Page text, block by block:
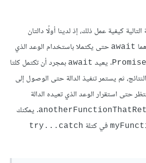
كيفية عمل ذلك، إذ لدينا أولًا دالتان
await حتى يكتملا باستخدام الوعد الذي
. يعيد await بمجرد أن تكتمل كلتا
ثم يستمر تنفيذ الدالة حتى الوصول إلى
حتى استقرار الوعد الذي تعيده الدالة
. يمكنك
في كتلة try...catch